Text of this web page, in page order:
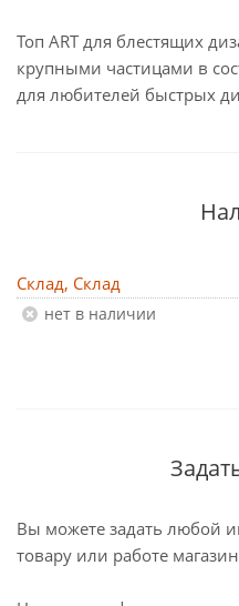
Топ ART для блестящих
крупными частицами в
для любителей быстрых
Склад, Склад
Нет в наличии
Вы можете задать любой
товару или работе